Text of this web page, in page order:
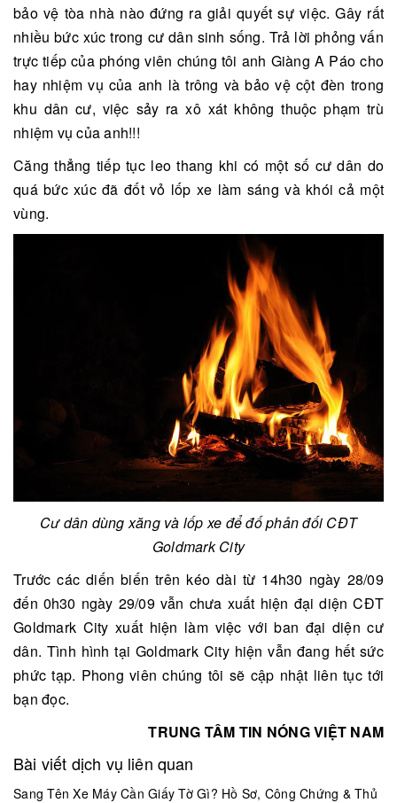
bảo vệ tòa nhà nào đứng ra giải quyết sự việc. Gây rất
nhiều bức xúc trong cư dân sinh sống. Trả lời phỏng vấn
trực tiếp của phóng viên chúng tôi anh Giàng A Páo cho
hay nhiệm vụ của anh là trông và bảo vệ cột đèn trong
khu dân cư, việc sảy ra xô xát không thuộc phạm trù
nhiệm vụ của anh!!!
Căng thẳng tiếp tục leo thang khi có một số cư dân do
quá bức xúc đã đốt vỏ lốp xe làm sáng và khói cả một
vùng.
Cư dân dùng xăng và lốp xe để đố phản đối CĐT
Goldmark City
Trước các diến biến trên kéo dài từ 14h30 ngày 28/09
đến 0h30 ngày 29/09 vẫn chưa xuất hiện đại diện CĐT
Goldmark City xuất hiện làm việc với ban đại diện cư
dân. Tình hình tại Goldmark City hiện vẫn đang hết sức
phức tạp. Phong viên chúng tôi sẽ cập nhật liên tục tới
bạn đọc.
TRUNG TÂM TIN NÓNG VIỆT NAM
Bài viết dịch vụ liên quan
Sang Tên Xe Máy Cần Giấy Tờ Gì? Hồ Sơ, Công Chứng & Thủ